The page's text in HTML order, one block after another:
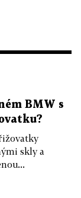
BMW s
skly a